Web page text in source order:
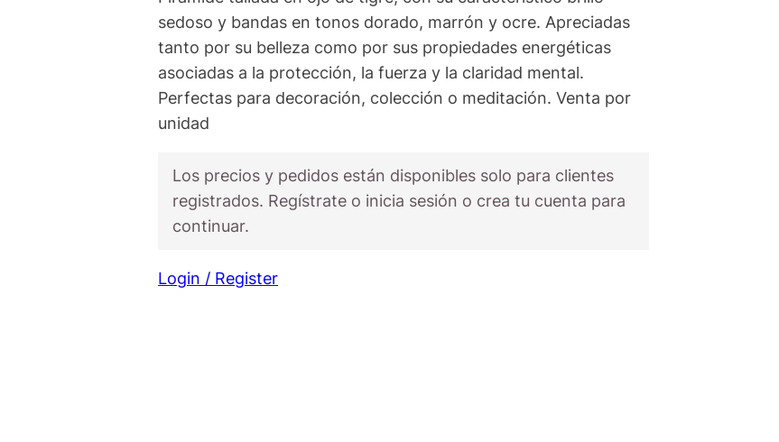
sedoso y bandas en tonos dorado, marrón y ocre. Apreciadas
tanto por su belleza como por sus propiedades energéticas
asociadas a la protección, la fuerza y la claridad mental.
Perfectas para decoración, colección o meditación. Venta por
unidad
Los precios y pedidos están disponibles solo para clientes
registrados. Regístrate o inicia sesión o crea tu cuenta para
continuar.
Login / Register